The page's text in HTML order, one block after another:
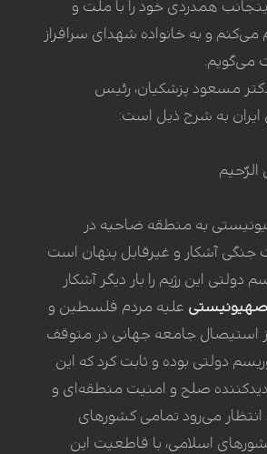
همدردی خود را با ملت و
می‌کنم و به خانواده شهدای سرافراز
می‌گویم.
مسعود پزشکیان، رئیس
به شرح ذیل است:
الرّحیم
به منطقه ضاحیه در
جنگی آشکار و غیرقابل پنهان است
دولتی این رژیم را بار دیگر آشکار
صهیونیستی علیه مردم فلسطین و
از استیصال جامعه جهانی در متوقف
دولتی بوده و ثابت کرد که این
صلح و امنیت منطقه‌ای و
می‌رود تمامی کشورهای
اسلامی، با قاطعیت این